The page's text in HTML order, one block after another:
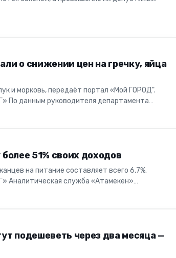
о снижении цен на гречку, яйца
и морковь, передаёт портал «Мой ГОРОД".
По данным руководителя департамента
51% своих доходов
на питание составляет всего 6,7%.
Аналитическая служба «Атамекен»
подешеветь через два месяца —